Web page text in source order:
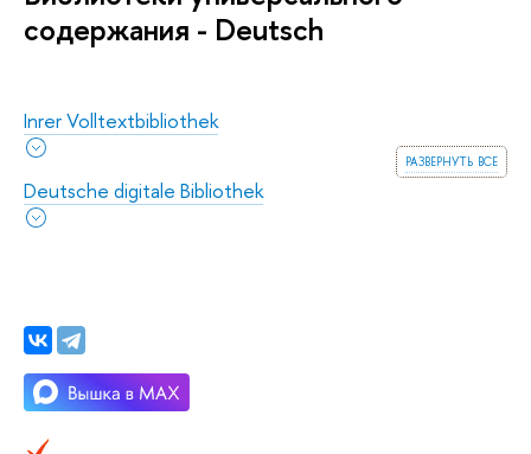
содержания - Deutsch
Inrer Volltextbibliothek
развернуть все
Deutsche digitale Bibliothek